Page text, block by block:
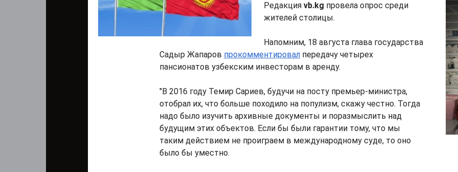
Редакция vb.kg провела опрос среди
жителей столицы.
Напомним, 18 августа глава государства
Садыр Жапаров прокомментировал передачу четырех
пансионатов узбекским инвесторам в аренду.
"В 2016 году Темир Сариев, будучи на посту премьер-министра,
отобрал их, что больше походило на популизм, скажу честно. Тогда
надо было изучить архивные документы и поразмыслить над
будущим этих объектов. Если бы были гарантии тому, что мы
таким действием не проиграем в международному суде, то оно
было бы уместно.